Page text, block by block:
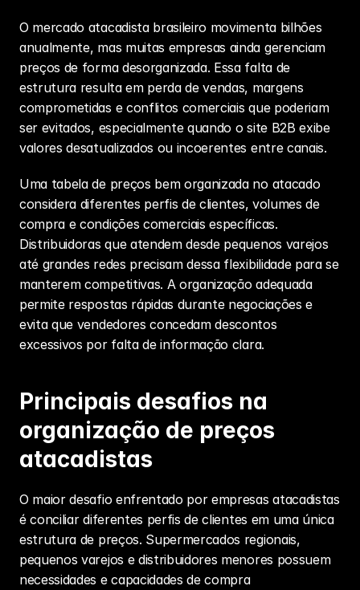
O mercado atacadista brasileiro movimenta bilhões
anualmente, mas muitas empresas ainda gerenciam
preços de forma desorganizada. Essa falta de
estrutura resulta em perda de vendas, margens
comprometidas e conflitos comerciais que poderiam
ser evitados, especialmente quando o site B2B exibe
valores desatualizados ou incoerentes entre canais.
Uma tabela de preços bem organizada no atacado
considera diferentes perfis de clientes, volumes de
compra e condições comerciais específicas.
Distribuidoras que atendem desde pequenos varejos
até grandes redes precisam dessa flexibilidade para se
manterem competitivas. A organização adequada
permite respostas rápidas durante negociações e
evita que vendedores concedam descontos
excessivos por falta de informação clara.
Principais desafios na
organização de preços
atacadistas
O maior desafio enfrentado por empresas atacadistas
é conciliar diferentes perfis de clientes em uma única
estrutura de preços. Supermercados regionais,
pequenos varejos e distribuidores menores possuem
necessidades e capacidades de compra